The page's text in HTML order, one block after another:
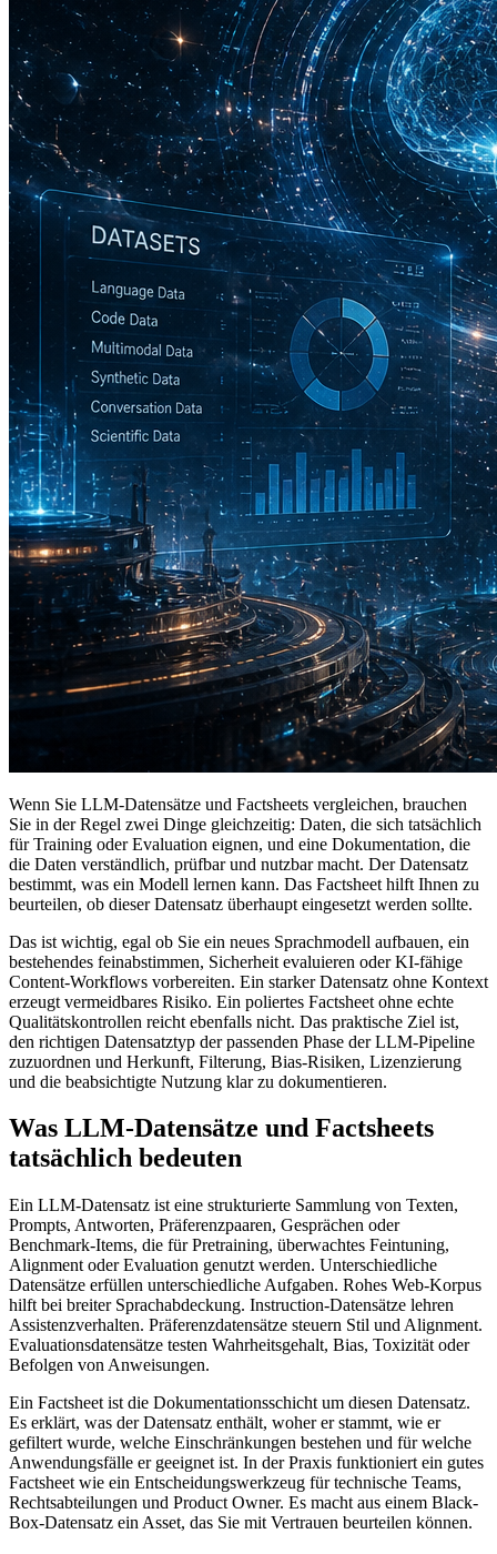
Wenn Sie LLM-Datensätze und Factsheets vergleichen, brauchen
Sie in der Regel zwei Dinge gleichzeitig: Daten, die sich tatsächlich
für Training oder Evaluation eignen, und eine Dokumentation, die
die Daten verständlich, prüfbar und nutzbar macht. Der Datensatz
bestimmt, was ein Modell lernen kann. Das Factsheet hilft Ihnen zu
beurteilen, ob dieser Datensatz überhaupt eingesetzt werden sollte.
Das ist wichtig, egal ob Sie ein neues Sprachmodell aufbauen, ein
bestehendes feinabstimmen, Sicherheit evaluieren oder KI-fähige
Content-Workflows vorbereiten. Ein starker Datensatz ohne Kontext
erzeugt vermeidbares Risiko. Ein poliertes Factsheet ohne echte
Qualitätskontrollen reicht ebenfalls nicht. Das praktische Ziel ist,
den richtigen Datensatztyp der passenden Phase der LLM-Pipeline
zuzuordnen und Herkunft, Filterung, Bias-Risiken, Lizenzierung
und die beabsichtigte Nutzung klar zu dokumentieren.
Was LLM-Datensätze und Factsheets
tatsächlich bedeuten
Ein LLM-Datensatz ist eine strukturierte Sammlung von Texten,
Prompts, Antworten, Präferenzpaaren, Gesprächen oder
Benchmark-Items, die für Pretraining, überwachtes Feintuning,
Alignment oder Evaluation genutzt werden. Unterschiedliche
Datensätze erfüllen unterschiedliche Aufgaben. Rohes Web-Korpus
hilft bei breiter Sprachabdeckung. Instruction-Datensätze lehren
Assistenzverhalten. Präferenzdatensätze steuern Stil und Alignment.
Evaluationsdatensätze testen Wahrheitsgehalt, Bias, Toxizität oder
Befolgen von Anweisungen.
Ein Factsheet ist die Dokumentationsschicht um diesen Datensatz.
Es erklärt, was der Datensatz enthält, woher er stammt, wie er
gefiltert wurde, welche Einschränkungen bestehen und für welche
Anwendungsfälle er geeignet ist. In der Praxis funktioniert ein gutes
Factsheet wie ein Entscheidungswerkzeug für technische Teams,
Rechtsabteilungen und Product Owner. Es macht aus einem Black-
Box-Datensatz ein Asset, das Sie mit Vertrauen beurteilen können.